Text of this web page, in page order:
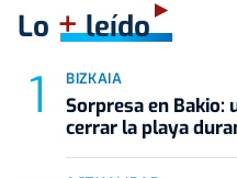
Lo +leído
BIZKAIA
Sorpresa en Bakio:
cerrar la playa